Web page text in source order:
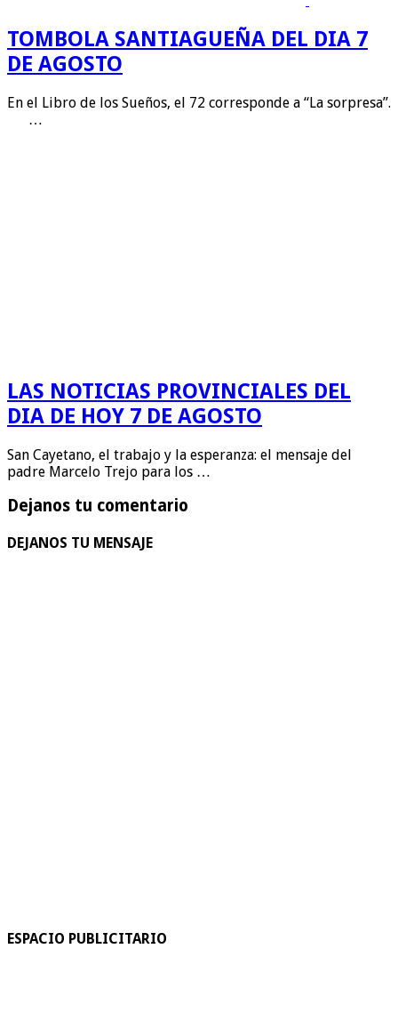
TOMBOLA SANTIAGUEÑA DEL DIA 7
DE AGOSTO
En el Libro de los Sueños, el 72 corresponde a “La sorpresa”.
…
LAS NOTICIAS PROVINCIALES DEL
DIA DE HOY 7 DE AGOSTO
San Cayetano, el trabajo y la esperanza: el mensaje del
padre Marcelo Trejo para los …
Dejanos tu comentario
DEJANOS TU MENSAJE
ESPACIO PUBLICITARIO